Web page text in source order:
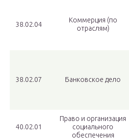
38.02.04
Коммерция (по
отраслям)
38.02.07 Банковское дело
40.02.01
Право и организация
социального
обеспечения